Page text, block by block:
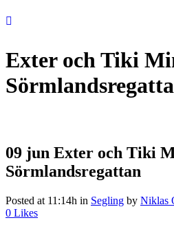
Exter och Tiki
09 jun Exter och Tiki
Sörmlandsregattan
Posted at 11:14h in Segling by Niklas
0 Likes